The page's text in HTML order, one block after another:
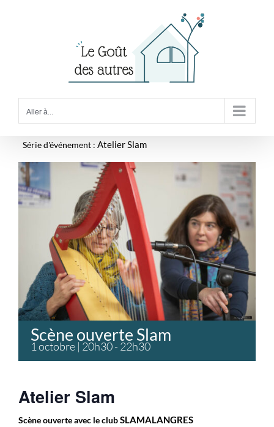
Aller à...
Série d'événement : Atelier Slam
Scène ouverte Slam
1 octobre | 20h30- 22h30
Atelier Slam
Scène ouverte avec le clubSLAMALANGRES